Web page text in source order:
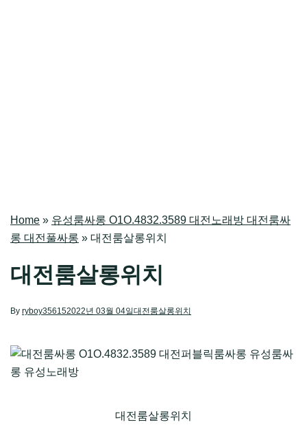
Home » 유성룸싸롱 O1O.4832.3589 대전노래방 대전룸싸
롱 대전풀싸롱 » 대전룸살롱위치
대전룸살롱위치
By ryboy356152022년 03월 04일대전룸살롱위치
대전룸살롱위치